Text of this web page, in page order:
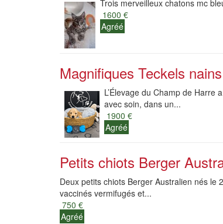
Trois merveilleux chatons mc
1600 €
Agréé
Magnifiques Teckels
L’Élevage du Champ de
avec soin, dans un...
1900 €
Agréé
Petits chiots Berger
Deux petits chiots Berger Australien nés
vaccinés vermifugés et...
750 €
Agréé